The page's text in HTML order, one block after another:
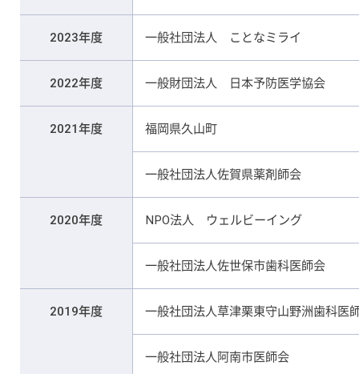
2023年度 一般社団法人 ことなミライ
2022年度 一般財団法人 日本予防医学協会
2021年度 福岡県久山町
一般社団法人佐賀県薬剤師会
2020年度 NPO法人 ウェルビーイング
一般社団法人佐世保市歯科医師会
2019年度 一般社団法人草津栗東守山野洲歯科医
一般社団法人阿南市医師会